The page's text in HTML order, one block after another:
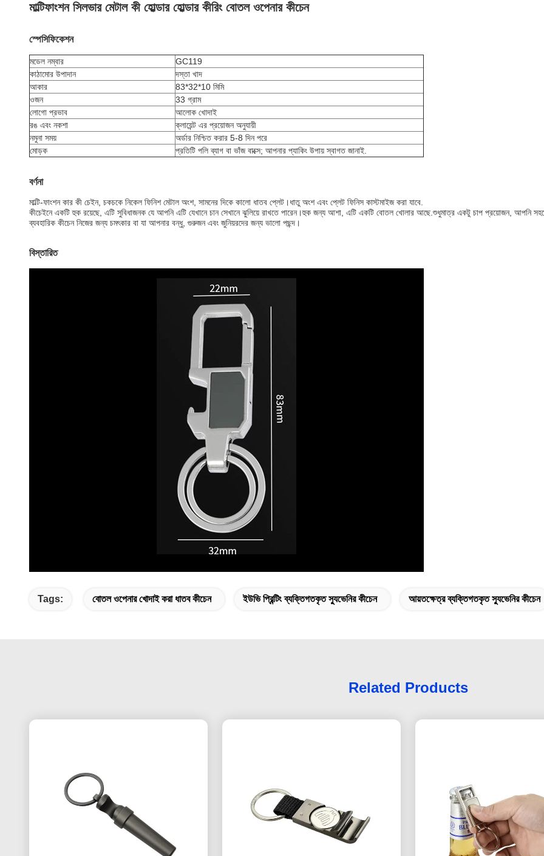
মাল্টিফাংশন সিলভার মেটাল কী হোল্ডার হোল্ডার কীরিং বোতল ওপেনার কীচেন
স্পেসিফিকেশন
মডেল নম্বার
GC119
কাঠামোর উপাদান
দস্তা খাদ
আকার
83*32*10 মিমি
ওজন
33 গ্রাম
লোগো প্রভাব
আলোক খোদাই
রঙ এবং নকশা
ক্লায়েন্ট এর প্রয়োজন অনুযায়ী
নমুনা সময়
অর্ডার নিশ্চিত করার 5-8 দিন পরে
মোড়ক
প্রতিটি পলি ব্যাগ বা ভাঁজ বাক্সে; আপনার প্যাকিং উপায় স্বাগত জানাই.
বর্ণনা
মাল্টি-ফাংশন কার কী চেইন, চকচকে নিকেল ফিনিশ মেটাল অংশ, সামনের দিকে কালো ধাতব প্লেট।ধাতু অংশ এবং প্লেট ফিনিস কাস্টমাইজ করা যাবে.
কীচেইনে একটি হুক রয়েছে, এটি সুবিধাজনক যে আপনি এটি যেখানে চান সেখানে ঝুলিয়ে রাখতে পারেন।হুক জন্য আশা, এটি একটি বোতল খোলার আছে.শুধুমাত্র একটু চাপ প্রয়োজন, আপনি
ব্যবহারিক কীচেন নিজের জন্য চমৎকার বা যা আপনার বন্ধু, গুরুজন এবং জুনিয়রদের জন্য ভালো পছন্দ।
বিস্তারিত
Tags: বোতল ওপেনার খোদাই করা ধাতব কীচেন ইউভি প্রিন্টিং ব্যক্তিগতকৃত স্যুভেনির কীচেন আয়তক্ষেত্র ব্যক্তিগতকৃত স্যুভেনির কীচেন
Related Products